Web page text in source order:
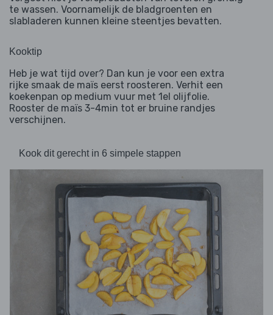
te wassen. Voornamelijk de bladgroenten en
slabladeren kunnen kleine steentjes bevatten.
Kooktip
Heb je wat tijd over? Dan kun je voor een extra
rijke smaak de maïs eerst roosteren. Verhit een
koekenpan op medium vuur met 1el olijfolie.
Rooster de maïs 3-4min tot er bruine randjes
verschijnen.
Kook dit gerecht in 6 simpele stappen